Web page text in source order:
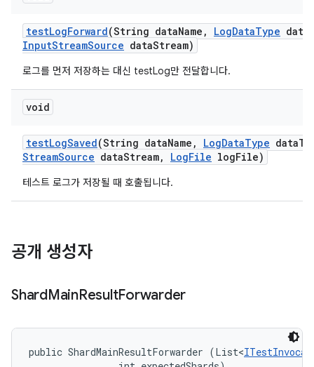
testLogForward(String dataName , LogDataType data
InputStreamSource dataStream)
로그를 먼저 저장하는 대신 testLog만 전달합니다.
void
testLogSaved(String dataName , LogDataType data
StreamSource dataStream, LogFile logFile)
테스트 로그가 저장될 때 호출됩니다.
공개 생성자
ShardMainResultForwarder
public ShardMainResultForwarder (List<